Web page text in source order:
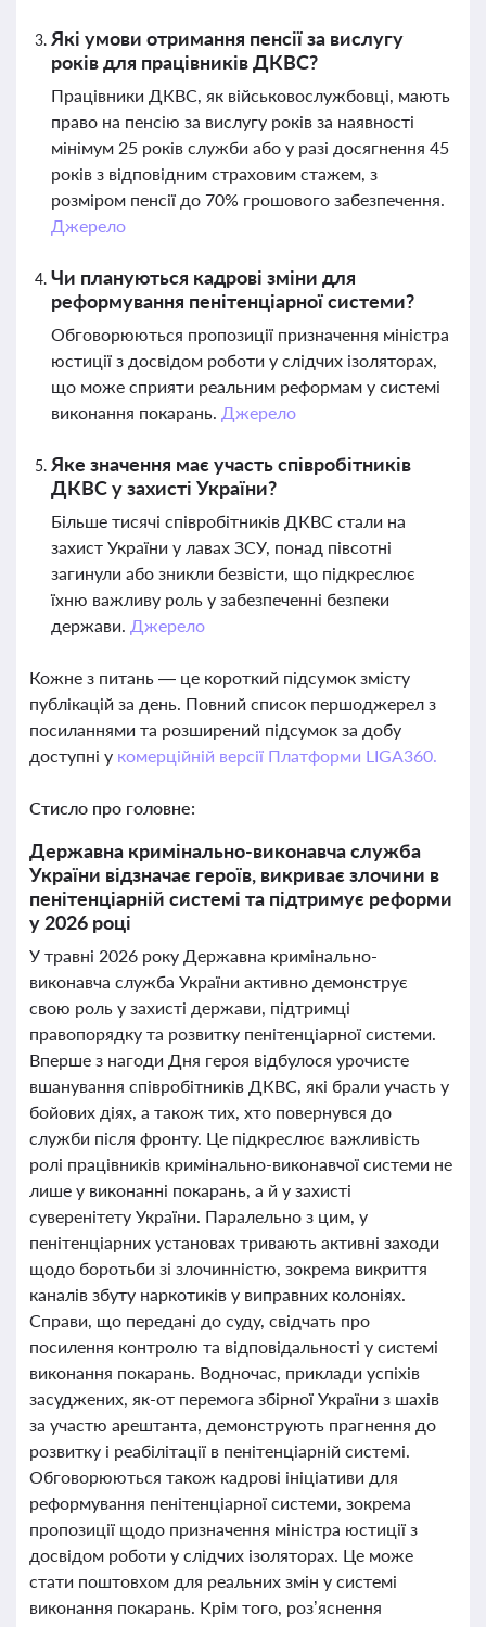
Які умови отримання пенсії за вислугу
років для працівників ДКВС?
Працівники ДКВС, як військовослужбовці, мають
право на пенсію за вислугу років за наявності
мінімум 25 років служби або у разі досягнення 45
років з відповідним страховим стажем, з
розміром пенсії до 70% грошового забезпечення.
Джерело
Чи плануються кадрові зміни для
реформування пенітенціарної системи?
Обговорюються пропозиції призначення міністра
юстиції з досвідом роботи у слідчих ізоляторах,
що може сприяти реальним реформам у системі
виконання покарань. Джерело
Яке значення має участь співробітників
ДКВС у захисті України?
Більше тисячі співробітників ДКВС стали на
захист України у лавах ЗСУ, понад півсотні
загинули або зникли безвісти, що підкреслює
їхню важливу роль у забезпеченні безпеки
держави. Джерело
Кожне з питань — це короткий підсумок змісту
публікацій за день. Повний список першоджерел з
посиланнями та розширений підсумок за добу
доступні у комерційній версії Платформи LIGA360.
Стисло про головне:
Державна кримінально-виконавча служба
України відзначає героїв, викриває злочини в
пенітенціарній системі та підтримує реформи
у 2026 році
У травні 2026 року Державна кримінально-
виконавча служба України активно демонструє
свою роль у захисті держави, підтримці
правопорядку та розвитку пенітенціарної системи.
Вперше з нагоди Дня героя відбулося урочисте
вшанування співробітників ДКВС, які брали участь у
бойових діях, а також тих, хто повернувся до
служби після фронту. Це підкреслює важливість
ролі працівників кримінально-виконавчої системи не
лише у виконанні покарань, а й у захисті
суверенітету України. Паралельно з цим, у
пенітенціарних установах тривають активні заходи
щодо боротьби зі злочинністю, зокрема викриття
каналів збуту наркотиків у виправних колоніях.
Справи, що передані до суду, свідчать про
посилення контролю та відповідальності у системі
виконання покарань. Водночас, приклади успіхів
засуджених, як-от перемога збірної України з шахів
за участю арештанта, демонструють прагнення до
розвитку і реабілітації в пенітенціарній системі.
Обговорюються також кадрові ініціативи для
реформування пенітенціарної системи, зокрема
пропозиції щодо призначення міністра юстиції з
досвідом роботи у слідчих ізоляторах. Це може
стати поштовхом для реальних змін у системі
виконання покарань. Крім того, роз’яснення